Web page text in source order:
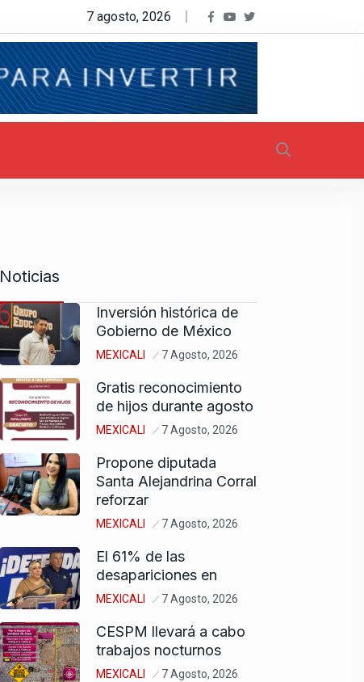
7 agosto, 2026
Noticias
Inversión histórica de
Gobierno de México
MEXICALI 7 Agosto, 2026
Gratis reconocimiento
de hijos durante agosto
MEXICALI 7 Agosto, 2026
Propone diputada
Santa Alejandrina Corral
reforzar
MEXICALI 7 Agosto, 2026
El 61% de las
desapariciones en
MEXICALI 7 Agosto, 2026
CESPM llevará a cabo
trabajos nocturnos
MEXICALI 7 Agosto, 2026